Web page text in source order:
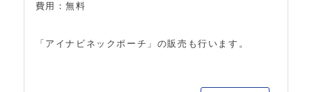
費用：無料
「アイナビネックポーチ」の販売も行います。